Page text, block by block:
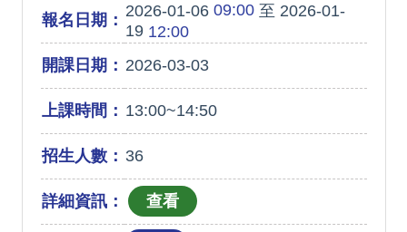
報名日期： 2026-01-0609:00至 2026-01-
1912:00
開課日期： 2026-03-03
上課時間： 13:00~14:50
招生人數： 36
詳細資訊：